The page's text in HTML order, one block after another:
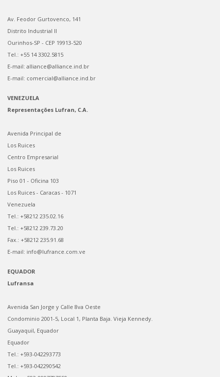
Av. Feodor Gurtovenco, 141
Distrito Industrial II
Ourinhos-SP - CEP 19913-520
Tel.: +55 14 3302.5815
E-mail: alliance@alliance.ind.br
E-mail: comercial@alliance.ind.br
VENEZUELA
Representações Lufran, C.A.
Avenida Principal de
Los Ruices
Centro Empresarial
Los Ruices
Piso 01 - Oficina 103
Los Ruices - Caracas - 1071
Venezuela
Tel.: +58212 235.02.16
Tel.: +58212 239.73.20
Fax.: +58212 235.91.68
E-mail: info@lufrance.com.ve
EQUADOR
Lufransa
Avenida San Jorge y Calle 8va Oeste
Condominio 2001-5, Local 1, Planta Baja. Vieja Kennedy.
Guayaquil, Equador
Equador
Tel.: +593-042293773
Tel.: +593-042290542